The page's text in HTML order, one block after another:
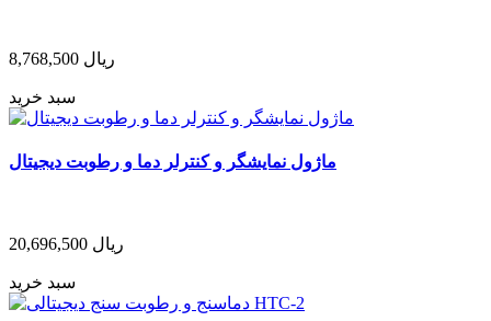
8,768,500 ریال
سبد خرید
ماژول نمایشگر و کنترلر دما و رطوبت دیجیتال
20,696,500 ریال
سبد خرید